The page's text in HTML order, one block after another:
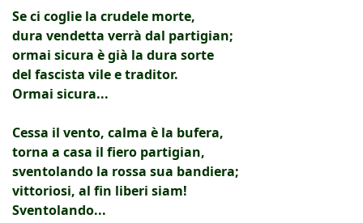
Se ci coglie la crudele morte,
dura vendetta verrà dal partigian;
ormai sicura è già la dura sorte
del fascista vile e traditor.
Ormai sicura...
Cessa il vento, calma è la bufera,
torna a casa il fiero partigian,
sventolando la rossa sua bandiera;
vittoriosi, al fin liberi siam!
Sventolando...